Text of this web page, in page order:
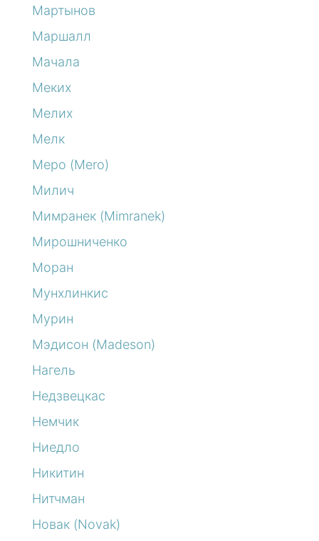
Мартынов
Маршалл
Мачала
Меких
Мелих
Мелк
Меро (Mero)
Милич
Мимранек (Mimranek)
Мирошниченко
Моран
Мунхлинкис
Мурин
Мэдисон (Madeson)
Нагель
Недзвецкас
Немчик
Ниедло
Никитин
Нитчман
Новак (Novak)